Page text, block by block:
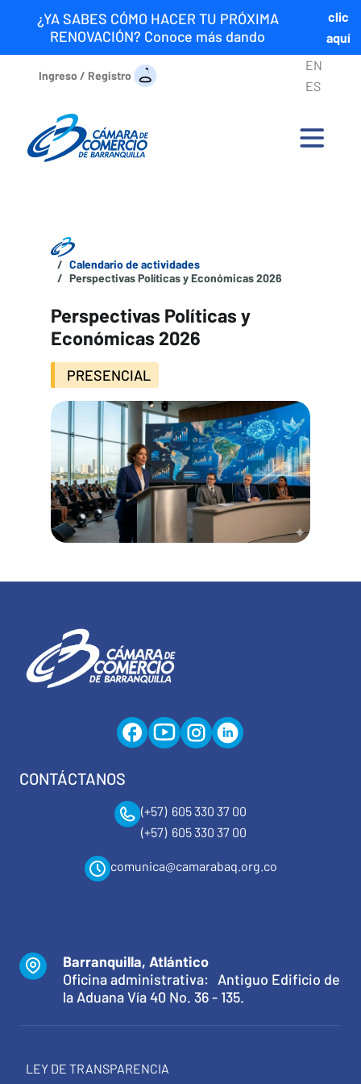
¿YA SABES CÓMO HACER TU PRÓXIMA
RENOVACIÓN? Conoce más dando
clic
aquí
Ingreso / Registro
EN
ES
Calendario de actividades
Perspectivas Políticas y Económicas 2026
Perspectivas Políticas y
Económicas 2026
PRESENCIAL
CONTÁCTANOS
(+57) 605 330 37 00
(+57) 605 330 37 00
comunica@camarabaq.org.co
Barranquilla, Atlántico
Oficina administrativa: Antiguo Edificio de
la Aduana Vía 40 No. 36 - 135.
LEY DE TRANSPARENCIA